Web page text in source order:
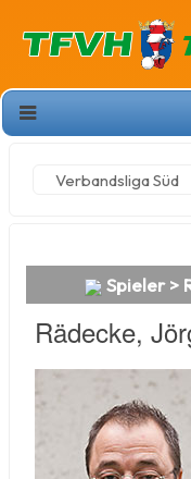
Verbandsliga Süd
Spieler >
Rädecke,